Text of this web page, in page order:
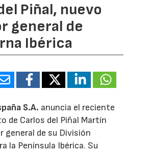
Piñal, nuevo
general de
Ibérica
S.A. anuncia el reciente
de Carlos del Piñal Martín
general de su División
la Península Ibérica. Su